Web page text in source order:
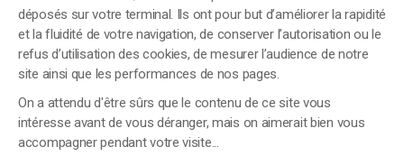
déposés sur votre terminal. Ils ont pour but d’améliorer la rapidité
et la fluidité de votre navigation, de conserver l’autorisation ou le
refus d’utilisation des cookies, de mesurer l’audience de notre
site ainsi que les performances de nos pages.
On a attendu d'être sûrs que le contenu de ce site vous
intéresse avant de vous déranger, mais on aimerait bien vous
accompagner pendant votre visite...
Santé et sciences de la vie
Industrie
Luxe et commerce de détail
Chemins de fer